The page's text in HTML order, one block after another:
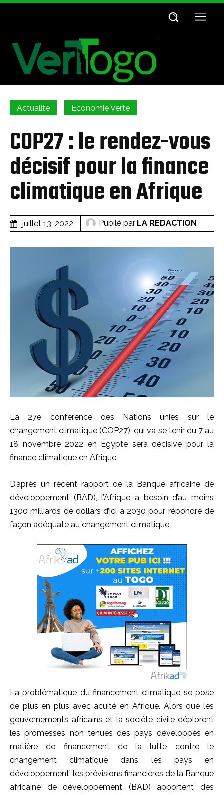
Actualité Economie Verte
COP27 : le rendez-vous
décisif pour la finance
climatique en Afrique
juillet 13, 2022 Pubilé par LA REDACTION
La 27e conférence des Nations unies sur le
changement climatique (COP27), qui va se tenir du 7 au
18 novembre 2022 en Égypte sera décisive pour la
finance climatique en Afrique.
D’après un récent rapport de la Banque africaine de
développement (BAD), l’Afrique a besoin d’au moins
1300 milliards de dollars d’ici à 2030 pour répondre de
façon adéquate au changement climatique.
La problématique du financement climatique se pose
de plus en plus avec acuité en Afrique. Alors que les
gouvernements africains et la société civile déplorent
les promesses non tenues des pays développés en
matière de financement de la lutte contre le
changement climatique dans les pays en
développement, les prévisions financières de la Banque
africaine de développement (BAD) apportent des